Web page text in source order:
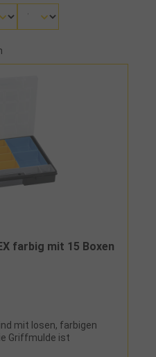
farbig mit 15 Boxen
mit losen, farbigen
Griffmulde ist